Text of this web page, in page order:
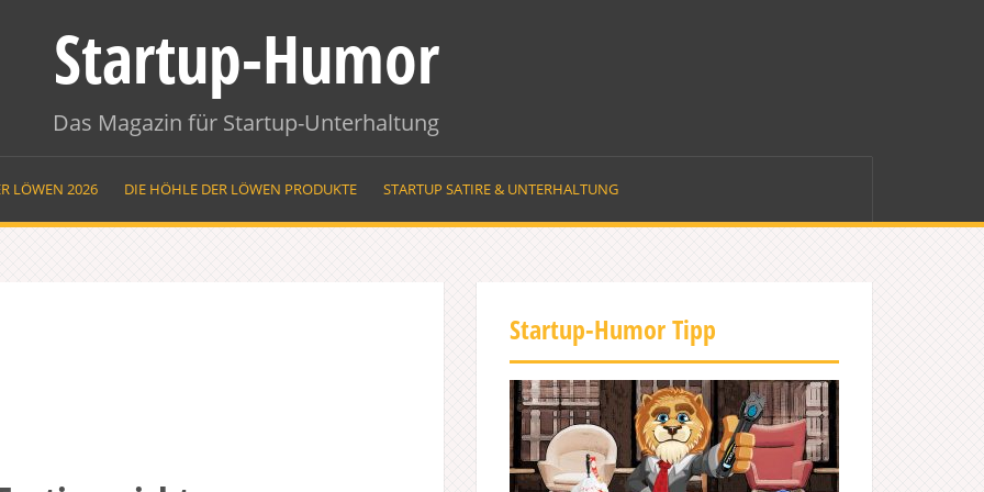
Startup-Humor
Das Magazin für Startup-Unterhaltung
LÖWEN 2026 DIE HÖHLE DER LÖWEN PRODUKTE STARTUP SATIRE & UNTERHALTUNG
Startup-Humor Tipp